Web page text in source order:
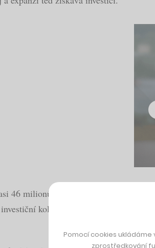
46 milionů korun, do AdScanneru
kolo přitom navazuje na
Pomocí cookies
zprostředkování